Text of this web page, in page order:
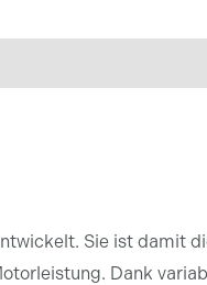
Sie ist damit
Dank